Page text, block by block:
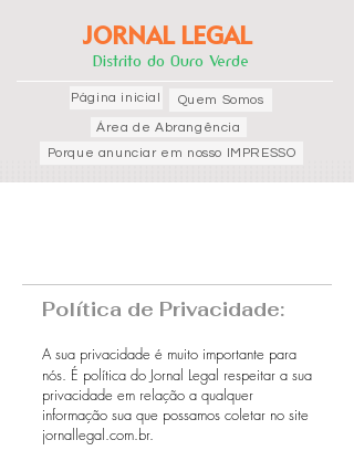
JORNAL LEGAL
Distrito do Ouro Verde
Página inicial
Porque anunciar em nosso IMPRESSO
Área de Abrangência
Quem Somos
Política de Privacidade:
A sua privacidade é muito importante para
nós. É política do Jornal Legal respeitar a sua
privacidade em relação a qualquer
informação sua que possamos coletar no site
jornallegal.com.br.